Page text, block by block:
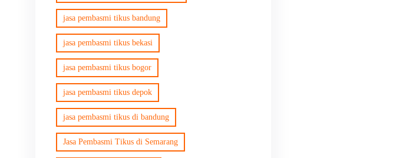
jasa pembasmi tikus bandung
jasa pembasmi tikus bekasi
jasa pembasmi tikus bogor
jasa pembasmi tikus depok
jasa pembasmi tikus di bandung
Jasa Pembasmi Tikus di Semarang